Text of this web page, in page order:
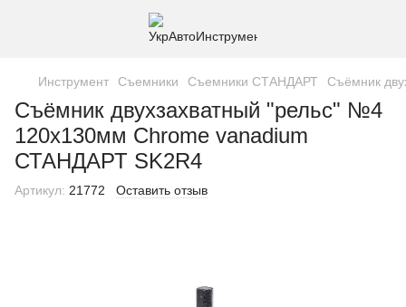
Инструмент Съемники Съемники СТАНДАРТ Съёмник
Съёмник двухзахватный "рельс" №4
120х130мм Chrome vanadium
СТАНДАРТ SK2R4
Артикул: 21772 Оставить отзыв